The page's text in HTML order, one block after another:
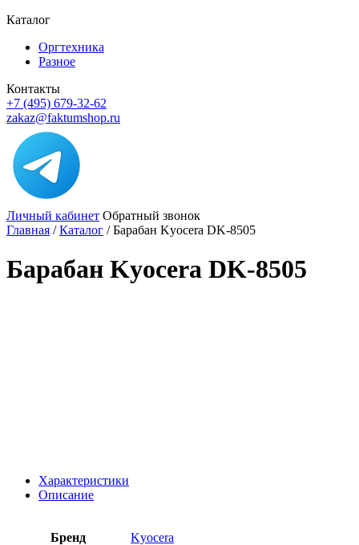
Каталог
Оргтехника
Разное
Контакты
+7 (495) 679-32-62
zakaz@faktumshop.ru
Личный кабинет Обратный звонок
Главная /Каталог /Барабан Kyocera DK-8505
Барабан Kyocera DK-8505
Характеристики
Описание
Бренд Kyocera